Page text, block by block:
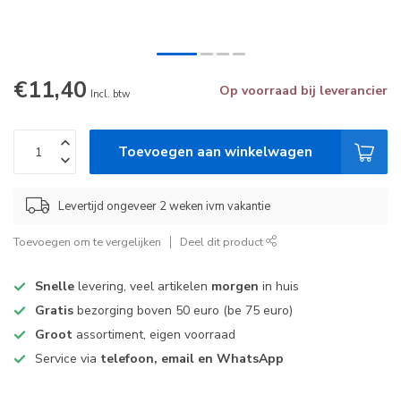
€11,40 Incl. btw Op voorraad bij leverancier
Toevoegen aan winkelwagen
Levertijd ongeveer 2 weken ivm vakantie
Toevoegen om te vergelijken Deel dit product
Snelle levering, veel artikelen morgen in huis
Gratis bezorging boven 50 euro (be 75 euro)
Groot assortiment, eigen voorraad
Service via telefoon, email en WhatsApp